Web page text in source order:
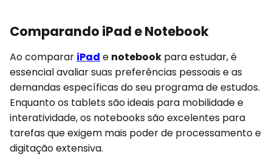
Comparando iPad e Notebook
Ao comparar iPad e notebook para estudar, é
essencial avaliar suas preferências pessoais e as
demandas específicas do seu programa de estudos.
Enquanto os tablets são ideais para mobilidade e
interatividade, os notebooks são excelentes para
tarefas que exigem mais poder de processamento e
digitação extensiva.